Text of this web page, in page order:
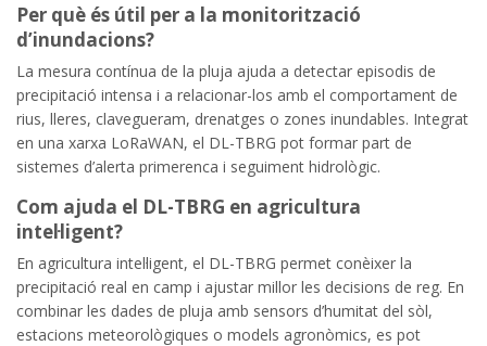
Per què és útil per a la monitorització
d’inundacions?
La mesura contínua de la pluja ajuda a detectar episodis de
precipitació intensa i a relacionar-los amb el comportament de
rius, lleres, clavegueram, drenatges o zones inundables. Integrat
en una xarxa LoRaWAN, el DL-TBRG pot formar part de
sistemes d’alerta primerenca i seguiment hidrològic.
Com ajuda el DL-TBRG en agricultura
intel·ligent?
En agricultura intel·ligent, el DL-TBRG permet conèixer la
precipitació real en camp i ajustar millor les decisions de reg. En
combinar les dades de pluja amb sensors d’humitat del sòl,
estacions meteorològiques o models agronòmics, es pot